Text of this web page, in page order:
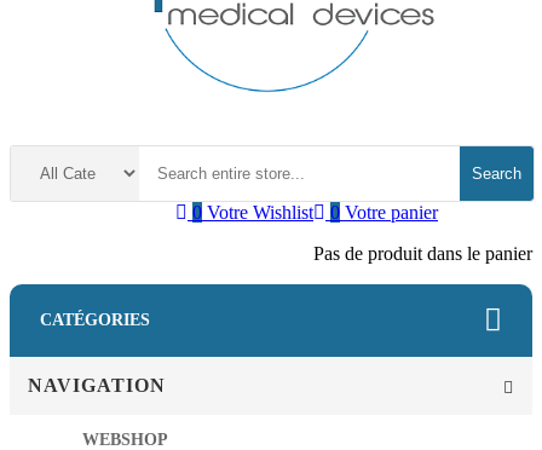
Search
0 Votre panier
Pas de produit dans le panier
0 Votre Wishlist
CATÉGORIES
NAVIGATION
WEBSHOP